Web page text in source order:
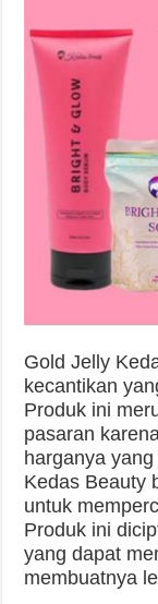
Gold Jelly
kecantikan
Produk ini
pasaran
harganya
Kedas Beauty
untuk
Produk ini
yang dapat
membuatnya